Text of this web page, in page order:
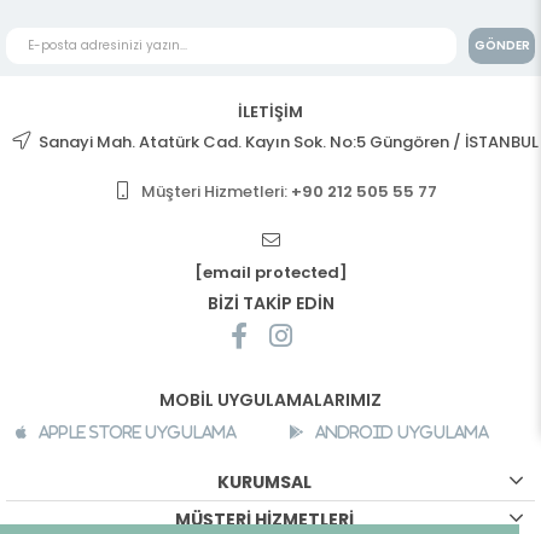
GÖNDER
İLETİŞİM
Sanayi Mah. Atatürk Cad. Kayın Sok. No:5 Güngören / İSTANBUL
Müşteri Hizmetleri: +90 212 505 55 77
[email protected]
BİZİ TAKİP EDİN
MOBİL UYGULAMALARIMIZ
Apple Store Uygulama Android Uygulama
KURUMSAL
MÜŞTERİ HİZMETLERİ